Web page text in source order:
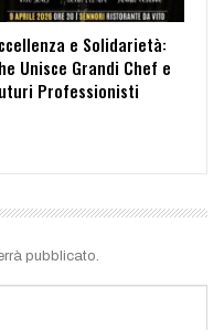
e Solidarietà:
Unisce Grandi Chef e
Professionisti
pubblicato.